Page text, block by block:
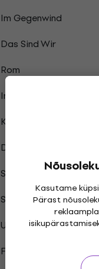
Kasutame
Pärast
Im Gegenwind
Das Sind Wir
Rom
In All Den Augen
Kommt Schon Gut
Du
Schrei Es Raus
Signal
Unerreichbar Weit
Feuerwesen